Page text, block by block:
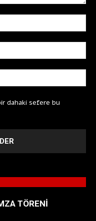
dahaki sefere bu
TÖRENİ